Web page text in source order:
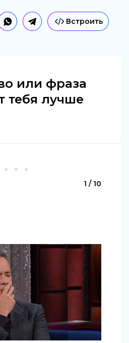
Встроить
или фраза
тебя лучше
1 / 10